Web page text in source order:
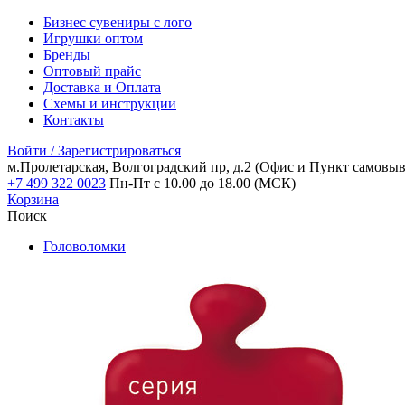
Бизнес сувениры с лого
Игрушки оптом
Бренды
Оптовый прайс
Доставка и Оплата
Схемы и инструкции
Контакты
Войти / Зарегистрироваться
м.Пролетарская, Волгоградский пр, д.2 (Офис и Пункт
+7 499 322 0023 Пн-Пт с 10.00 до 18.00 (МСК)
Корзина
Поиск
Головоломки